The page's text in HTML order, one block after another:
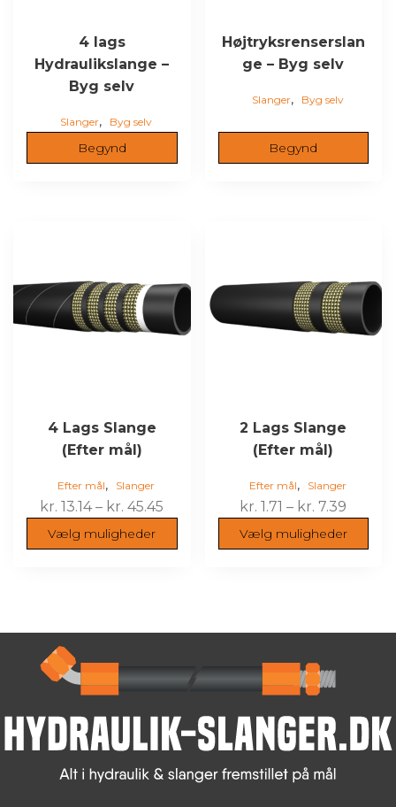
4 lags
Hydraulikslange –
Byg selv
Slanger, Byg selv
Begynd
Højtryksrenserslan
ge – Byg selv
Slanger, Byg selv
Begynd
4 Lags Slange
(Efter mål)
Efter mål, Slanger
kr. 13.14 – kr. 45.45 Prisinterval:
til
Vælg muligheder
flere
varianter.
Mulighederne
varesiden
2 Lags Slange
(Efter mål)
Efter mål, Slanger
kr. 1.71 – kr. 7.39
til
Vælg muligheder
flere
varianter.
Mulighederne
varesiden